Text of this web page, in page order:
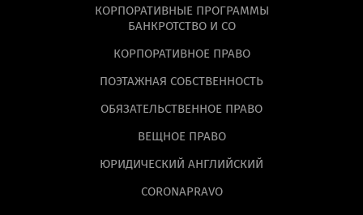
КОРПОРАТИВНЫЕ ПРОГРАММЫ
БАНКРОТСТВО И СО
КОРПОРАТИВНОЕ ПРАВО
ПОЭТАЖНАЯ СОБСТВЕННОСТЬ
ОБЯЗАТЕЛЬСТВЕННОЕ ПРАВО
ВЕЩНОЕ ПРАВО
ЮРИДИЧЕСКИЙ АНГЛИЙСКИЙ
CORONAPRAVO